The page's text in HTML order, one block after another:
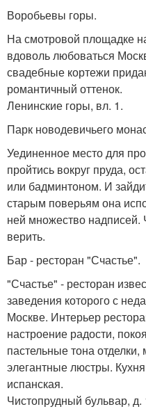
Воробьевы горы.
На смотровой площадке
вдоволь любоваться
свадебные кортежи
романтичный оттенок.
Ленинские горы, вл. 1.
Парк новодевичьего
Уединенное место для
пройтись вокруг пруда,
или бадминтоном. И
старым поверьям она
ней множество надписей.
верить.
Бар - ресторан "Счастье".
"Счастье" - ресторан
заведения которого с
Москве. Интерьер
настроение радости,
пастельные тона
элегантные люстры.
испанская.
Чистопрудный бульвар, д.